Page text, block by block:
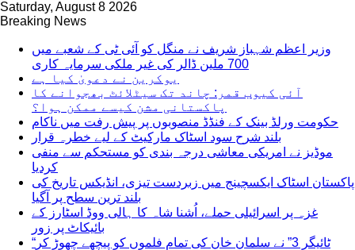
Saturday, August 8 2026
Breaking News
وزیر اعظم شہباز شریف نے منگل کو آئی ٹی کے شعبے میں
700 ملین ڈالر کی غیر ملکی سرمایہ کاری
یوکرین نے دعویٰ کیا ہے
آئی کیوب قمر: چاند تک سیٹلائٹ بھجوانے کا
پاکستانی مشن کیسے ممکن ہوا؟
حکومت ورلڈ بینک کے فنڈڈ منصوبوں پر پیش رفت میں ناکام
بلند شرح سود اسٹاک مارکیٹ کے لیے خطرہ قرار
موڈیز نے امریکی معاشی درجہ بندی کو مستحکم سے منفی
کردیا
پاکستان اسٹاک ایکسچینج میں زبردست تیزی، انڈیکس تاریخ کی
بلند ترین سطح پر آگیا
غزہ پر اسرائیلی حملے، اُشنا شاہ کا ہالی ووڈ اسٹارز کے
بائیکاٹ پر زور
“ٹائیگر 3” نے سلمان خان کی تمام فلموں کو پیچھے چھوڑ کر